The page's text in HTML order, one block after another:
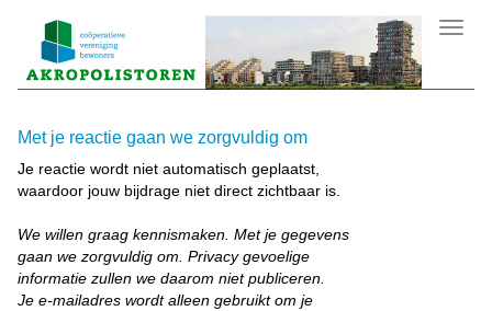
Met je reactie gaan we zorgvuldig om
Je reactie wordt niet automatisch geplaatst,
waardoor jouw bijdrage niet direct zichtbaar is.
We willen graag kennismaken. Met je gegevens
gaan we zorgvuldig om. Privacy gevoelige
informatie zullen we daarom niet publiceren.
Je e-mailadres wordt alleen gebruikt om je